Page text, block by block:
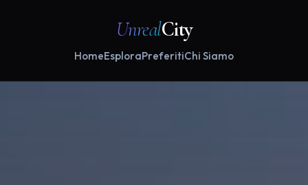
UnrealCity
HomeEsploraPreferitiChi Siamo